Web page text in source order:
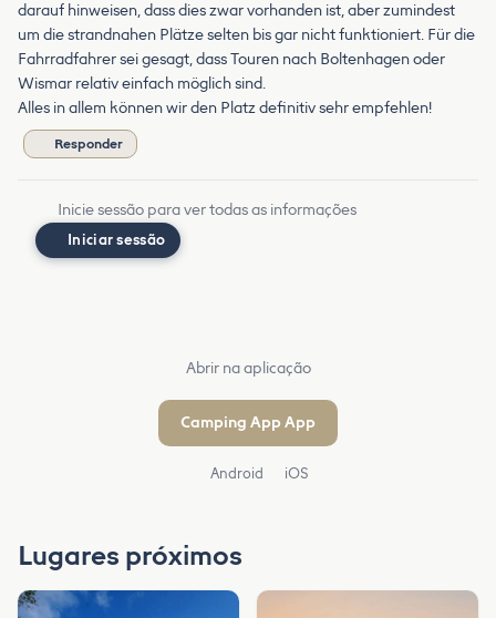
darauf hinweisen, dass dies zwar vorhanden ist, aber zumindest
um die strandnahen Plätze selten bis gar nicht funktioniert. Für die
Fahrradfahrer sei gesagt, dass Touren nach Boltenhagen oder
Wismar relativ einfach möglich sind.
Alles in allem können wir den Platz definitiv sehr empfehlen!
Responder
Inicie sessão para ver todas as informações
Iniciar sessão
Abrir na aplicação
Camping App App
Android iOS
Lugares próximos